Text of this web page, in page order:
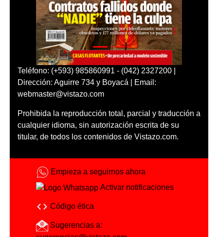
Teléfono: (+593) 985860991 - (042) 2327200 |
Dirección: Aguirre 734 y Boyacá | Email:
webmaster@vistazo.com
Prohibida la reproducción total, parcial y traducción a
cualquier idioma, sin autorización escrita de su
titular, de todos los contenidos de Vistazo.com.
Empieza a seguirnos ahora
Activar notificaciones
Código ética
Sugerencias a: